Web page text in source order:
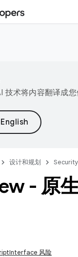
技术将内容翻译成
设计和规划 Security
- 原
风险